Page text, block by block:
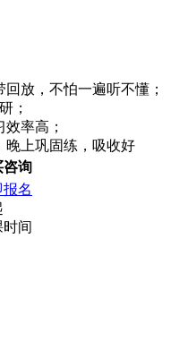
放，不怕一遍听不懂；
；
率高；
晚上巩固练，吸收好
咨询
报名
时间